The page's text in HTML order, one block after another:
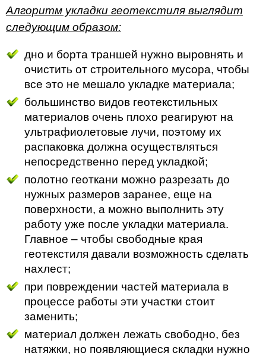
Алгоритм укладки геотекстиля выглядит
следующим образом:
дно и борта траншей нужно выровнять и
очистить от строительного мусора, чтобы
все это не мешало укладке материала;
большинство видов геотекстильных
материалов очень плохо реагируют на
ультрафиолетовые лучи, поэтому их
распаковка должна осуществляться
непосредственно перед укладкой;
полотно геоткани можно разрезать до
нужных размеров заранее, еще на
поверхности, а можно выполнить эту
работу уже после укладки материала.
Главное – чтобы свободные края
геотекстиля давали возможность сделать
нахлест;
при повреждении частей материала в
процессе работы эти участки стоит
заменить;
материал должен лежать свободно, без
натяжки, но появляющиеся складки нужно